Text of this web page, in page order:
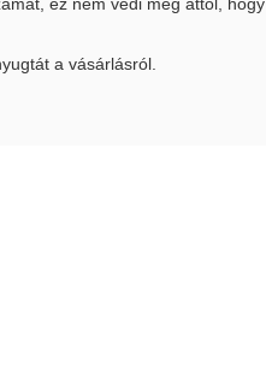
a vásárlásról.